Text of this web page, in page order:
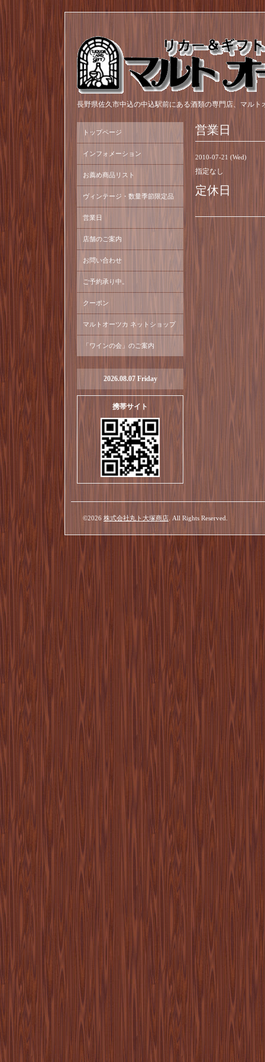
長野県佐久市中込の中込駅前にある酒類の専門店、マルト
営業日
2010-07-21 (Wed)
指定なし
定休日
トップページ
インフォメーション
お薦め商品リスト
ヴィンテージ・数量季節限定品
営業日
店舗のご案内
お問い合わせ
ご予約承り中。
クーポン
マルトオーツカ ネットショップ
「ワインの会」のご案内
2026.08.07 Friday
携帯サイト
©2026 株式会社丸ト大塚商店 . All Rights Reserved.